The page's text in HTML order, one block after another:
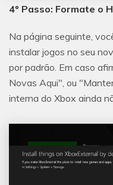
Vamos lá
4º Passo: Formate o
Na página seguinte,
instalar jogos no seu
por padrão. Em caso
Novas Aqui", ou
interna do Xbox ainda